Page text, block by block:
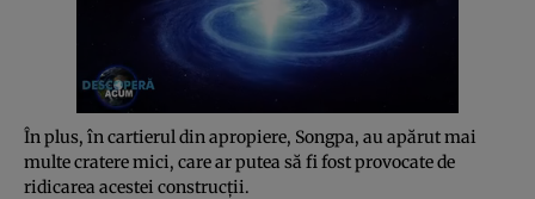
În plus, în cartierul din apropiere, Songpa, au apărut mai
multe cratere mici, care ar putea să fi fost provocate de
ridicarea acestei construcţii.